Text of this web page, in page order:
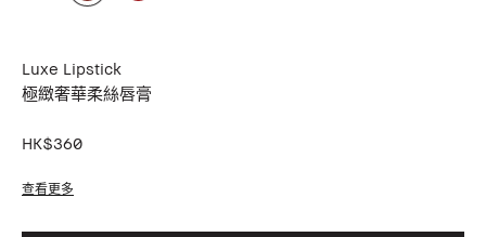
Luxe Lipstick
極緻奢華柔絲唇膏
HK$360
查看更多